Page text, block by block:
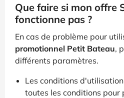
Que faire si mon offre
fonctionne pas ?
En cas de problème pour
promotionnel Petit Bateau,
différents paramètres.
Les conditions
toutes les conditions pour